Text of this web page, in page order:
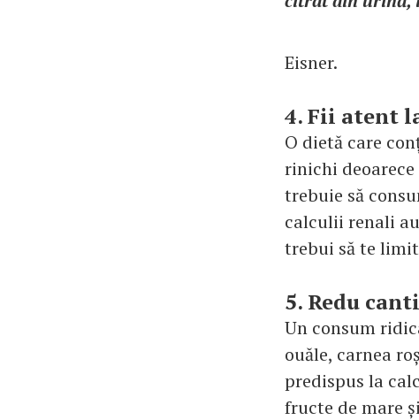
Eisner.
4. Fii atent
O dietă care
rinichi
trebuie să
calculii renali
trebui să te
5. Redu
Un consum
ouăle, carnea
predispus la
fructe de mare